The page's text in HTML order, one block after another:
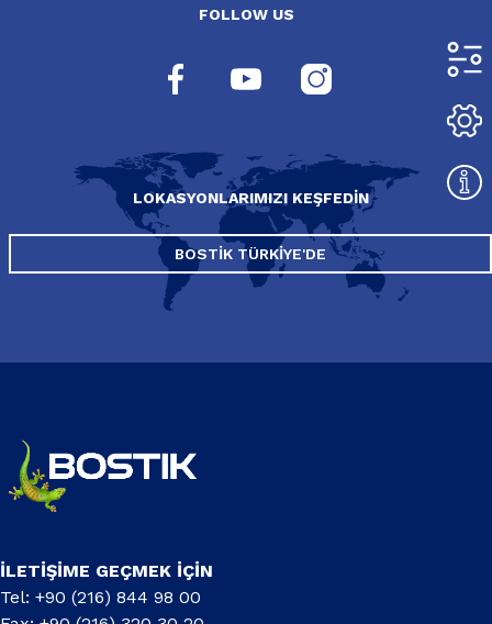
FOLLOW US
LOKASYONLARIMIZI KEŞFEDIN
BOSTIK TÜRKIYE'DE
İLETİŞİME GEÇMEK İÇİN
Tel: +90 (216) 844 98 00